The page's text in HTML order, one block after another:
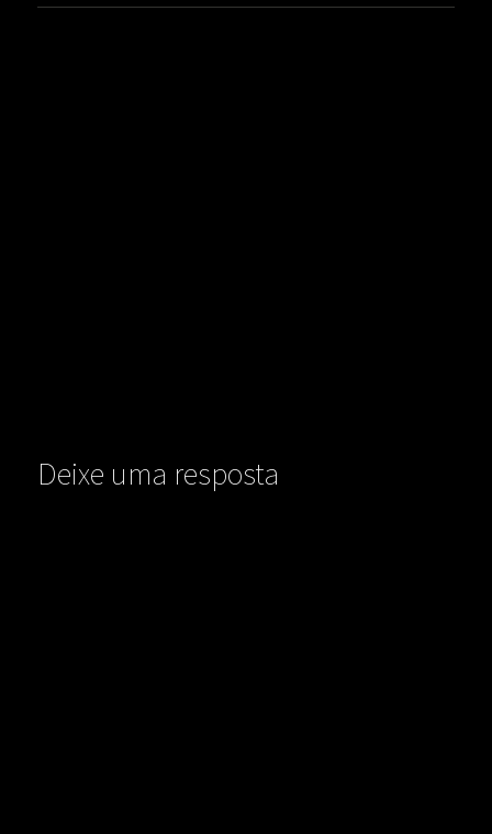
Deixe uma resposta